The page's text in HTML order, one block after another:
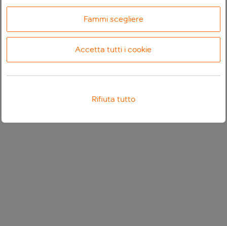
Fammi scegliere
Accetta tutti i cookie
Rifiuta tutto